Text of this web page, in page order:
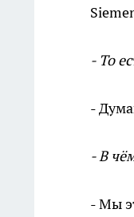
- То
-
- В
- Мы